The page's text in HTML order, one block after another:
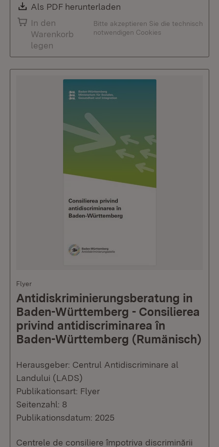
Download:
Als PDF herunterladen
In den
Warenkorb
legen
Bitte akzeptieren Sie die technisch
notwendigen Cookies
Flyer
Antidiskriminierungsberatung in
Baden-Württemberg - Consilierea
privind antidiscriminarea în
Baden-Württemberg (Rumänisch)
Herausgeber: Centrul Antidiscriminare al
Landului (LADS)
Publikationsart: Flyer
Seitenzahl: 8
Publikationsdatum: 2025
Centrele de consiliere împotriva discriminării